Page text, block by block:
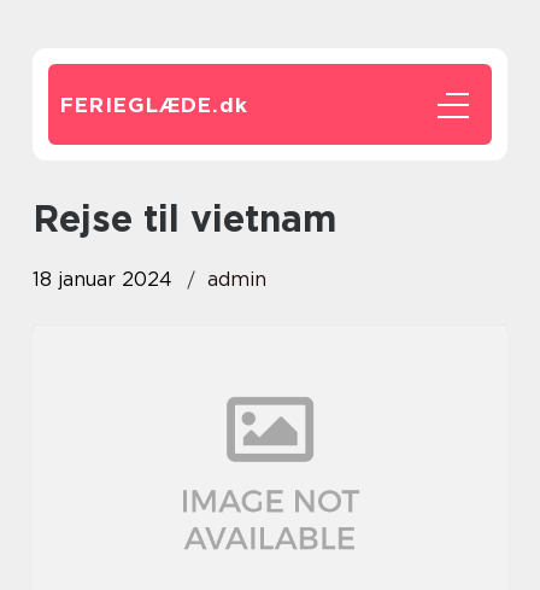
FERIEGLÆDE.dk
rejse til vietnam
18 januar 2024 admin